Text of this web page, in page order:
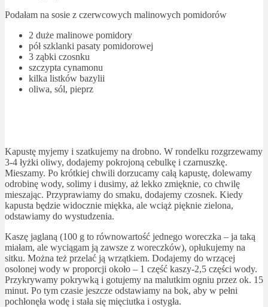
Podałam na sosie z czerwcowych malinowych pomidorów
2 duże malinowe pomidory
pół szklanki pasaty pomidorowej
3 ząbki czosnku
szczypta cynamonu
kilka listków bazylii
oliwa, sól, pieprz
Kapustę myjemy i szatkujemy na drobno. W rondelku rozgrzewamy
3-4 łyżki oliwy, dodajemy pokrojoną cebulkę i czarnuszkę.
Mieszamy. Po krótkiej chwili dorzucamy całą kapustę, dolewamy
odrobinę wody, solimy i dusimy, aż lekko zmięknie, co chwilę
mieszając. Przyprawiamy do smaku, dodajemy czosnek. Kiedy
kapusta będzie widocznie miękka, ale wciąż pięknie zielona,
odstawiamy do wystudzenia.
Kaszę jaglaną (100 g to równowartość jednego woreczka – ja taką
miałam, ale wyciągam ją zawsze z woreczków), opłukujemy na
sitku. Można też przelać ją wrzątkiem. Dodajemy do wrzącej
osolonej wody w proporcji około – 1 część kaszy-2,5 części wody.
Przykrywamy pokrywką i gotujemy na malutkim ogniu przez ok. 15
minut. Po tym czasie jeszcze odstawiamy na bok, aby w pełni
pochłonęła wodę i stała się mięciutka i ostygła.